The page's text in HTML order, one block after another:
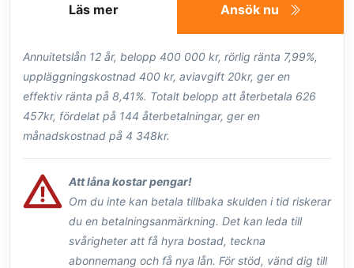
Ansök nu
Läs mer
Annuitetslån 12 år, belopp 400 000 kr, rörlig ränta 7,99%,
uppläggningskostnad 400 kr, aviavgift 20kr, ger en
effektiv ränta på 8,41%. Totalt belopp att återbetala 626
457kr, fördelat på 144 återbetalningar, ger en
månadskostnad på 4 348kr.
Att låna kostar pengar!
Om du inte kan betala tillbaka skulden i tid riskerar
du en betalningsanmärkning. Det kan leda till
svårigheter att få hyra bostad, teckna
abonnemang och få nya lån. För stöd, vänd dig till